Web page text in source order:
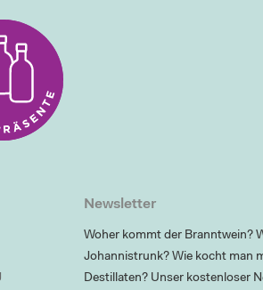
Newsletter
Woher kommt der Branntwein?
Johannistrunk? Wie kocht man
Destillaten? Unser kostenloser